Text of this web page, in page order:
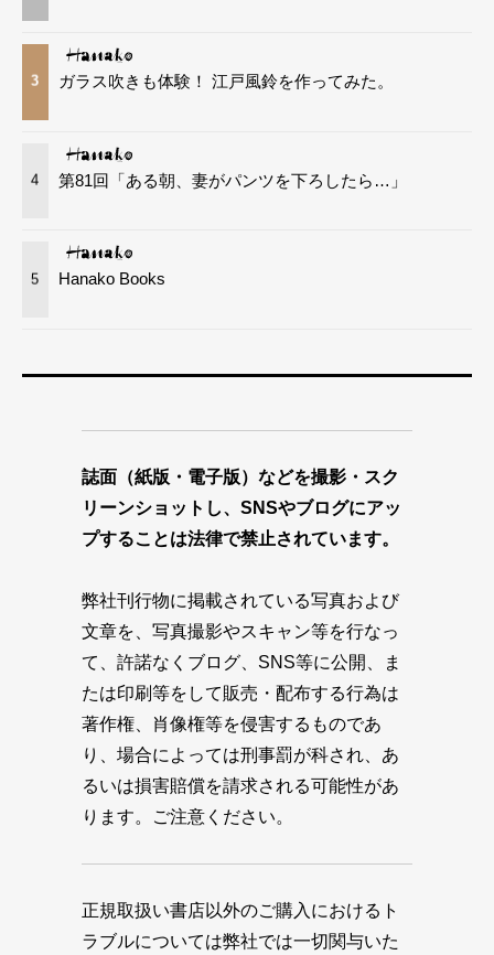
3 ガラス吹きも体験！ 江戸風鈴を作ってみた。
4 第81回「ある朝、妻がパンツを下ろしたら…」
5 Hanako Books
誌面（紙版・電子版）などを撮影・スク
リーンショットし、SNSやブログにアッ
プすることは法律で禁止されています。
弊社刊行物に掲載されている写真および
文章を、写真撮影やスキャン等を行なっ
て、許諾なくブログ、SNS等に公開、ま
たは印刷等をして販売・配布する行為は
著作権、肖像権等を侵害するものであ
り、場合によっては刑事罰が科され、あ
るいは損害賠償を請求される可能性があ
ります。ご注意ください。
正規取扱い書店以外のご購入におけるト
ラブルについては弊社では一切関与いた